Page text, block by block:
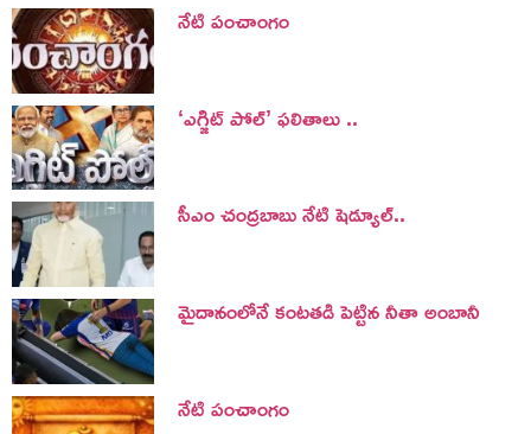
నేటి పంచాంగం
‘ఎగ్జిట్ పోల్’ ఫలితాలు ..
సీఎం చంద్రబాబు నేటి షెడ్యూల్..
మైదానంలోనే కంటతడి పెట్టిన నీతా అంబానీ
నేటి పంచాంగం